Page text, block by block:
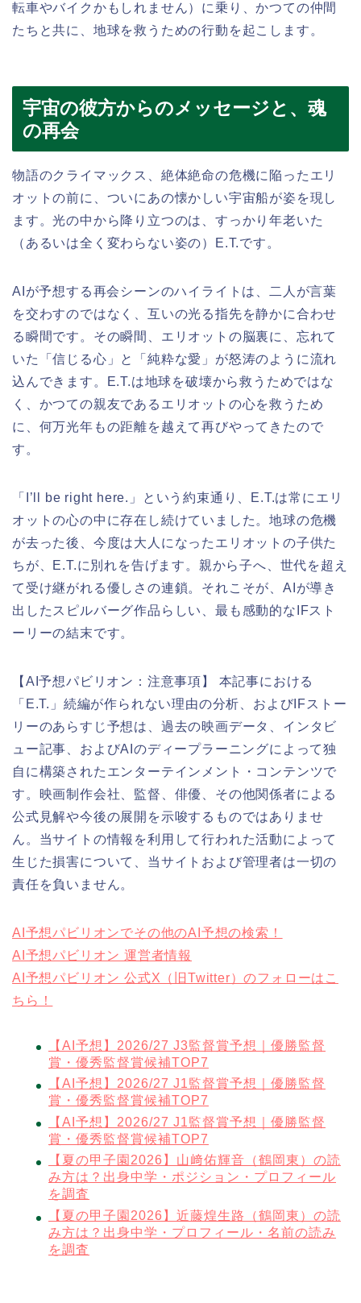
転車やバイクかもしれません）に乗り、かつての仲間
たちと共に、地球を救うための行動を起こします。
宇宙の彼方からのメッセージと、魂
の再会
物語のクライマックス、絶体絶命の危機に陥ったエリ
オットの前に、ついにあの懐かしい宇宙船が姿を現し
ます。光の中から降り立つのは、すっかり年老いた
（あるいは全く変わらない姿の）E.T.です。
AIが予想する再会シーンのハイライトは、二人が言葉
を交わすのではなく、互いの光る指先を静かに合わせ
る瞬間です。その瞬間、エリオットの脳裏に、忘れて
いた「信じる心」と「純粋な愛」が怒涛のように流れ
込んできます。E.T.は地球を破壊から救うためではな
く、かつての親友であるエリオットの心を救うため
に、何万光年もの距離を越えて再びやってきたので
す。
「I’ll be right here.」という約束通り、E.T.は常にエリ
オットの心の中に存在し続けていました。地球の危機
が去った後、今度は大人になったエリオットの子供た
ちが、E.T.に別れを告げます。親から子へ、世代を超え
て受け継がれる優しさの連鎖。それこそが、AIが導き
出したスピルバーグ作品らしい、最も感動的なIFスト
ーリーの結末です。
【AI予想パビリオン：注意事項】 本記事における
「E.T.」続編が作られない理由の分析、およびIFストー
リーのあらすじ予想は、過去の映画データ、インタビ
ュー記事、およびAIのディープラーニングによって独
自に構築されたエンターテインメント・コンテンツで
す。映画制作会社、監督、俳優、その他関係者による
公式見解や今後の展開を示唆するものではありませ
ん。当サイトの情報を利用して行われた活動によって
生じた損害について、当サイトおよび管理者は一切の
責任を負いません。
AI予想パビリオンでその他のAI予想の検索！
AI予想パビリオン 運営者情報
AI予想パビリオン 公式X（旧Twitter）のフォローはこ
ちら！
【AI予想】2026/27 J3監督賞予想｜優勝監督
賞・優秀監督賞候補TOP7
【AI予想】2026/27 J1監督賞予想｜優勝監督
賞・優秀監督賞候補TOP7
【AI予想】2026/27 J1監督賞予想｜優勝監督
賞・優秀監督賞候補TOP7
【夏の甲子園2026】山﨑佑輝音（鶴岡東）の読
み方は？出身中学・ポジション・プロフィール
を調査
【夏の甲子園2026】近藤煌生路（鶴岡東）の読
み方は？出身中学・プロフィール・名前の読み
を調査